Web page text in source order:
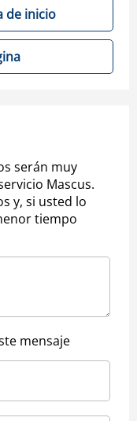
de inicio
serán muy
Mascus.
y, si usted lo
tiempo
mensaje